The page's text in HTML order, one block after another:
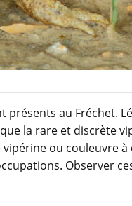
au Fréchet.
la rare et discrète
ou couleuvre à
Observer